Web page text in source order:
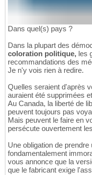
Dans quel(s) pays ?
Dans la plupart des
coloration politique, les
recommandations des
Je n'y vois rien à redire.
Quelles seraient d'après
auraient été supprimées
Au Canada, la liberté de
peuvent toujours pas
Mais peuvent le faire en
persécute ouvertement
Une obligation de
fondamentalement
vous annonce que la
que le fabricant exige